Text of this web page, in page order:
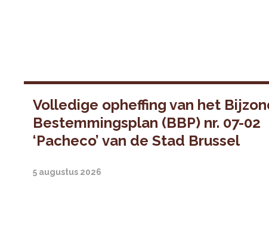
Volledige opheffing van het
Bestemmingsplan (BBP) nr. 07-02
‘Pacheco’ van de Stad Brussel
5 augustus 2026